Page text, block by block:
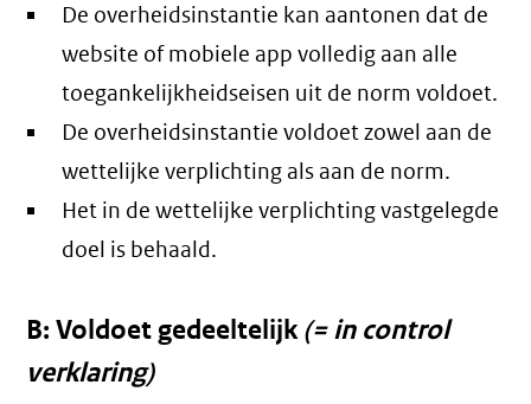
De overheidsinstantie kan aantonen dat de
website of mobiele app volledig aan alle
toegankelijkheidseisen uit de norm voldoet.
De overheidsinstantie voldoet zowel aan de
wettelijke verplichting als aan de norm.
Het in de wettelijke verplichting vastgelegde
doel is behaald.
B: Voldoet gedeeltelijk(= in control
verklaring)